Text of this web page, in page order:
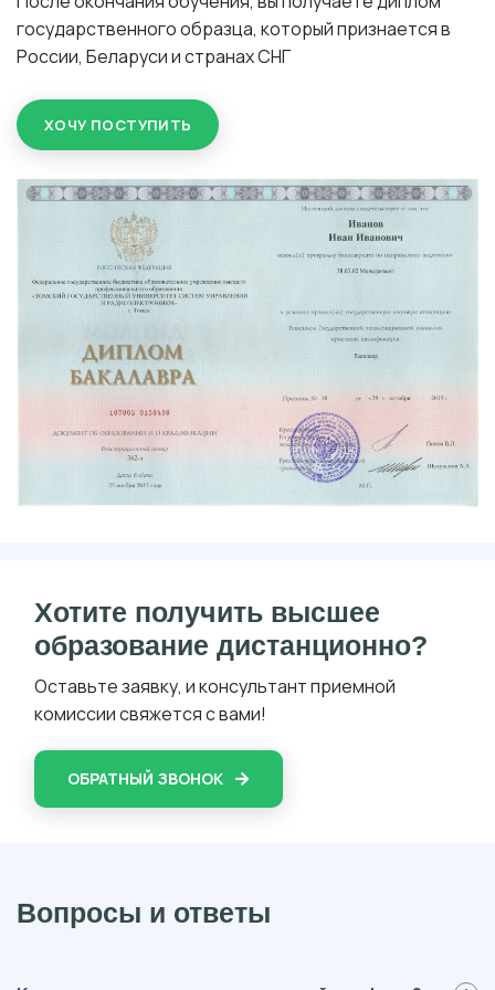
государственного образца, который признается в
России, Беларуси и странах СНГ
ХОЧУ ПОСТУПИТЬ
Хотите получить высшее
образование дистанционно?
Оставьте заявку, и консультант приемной
комиссии свяжется с вами!
ОБРАТНЫЙ ЗВОНОК
Вопросы и ответы